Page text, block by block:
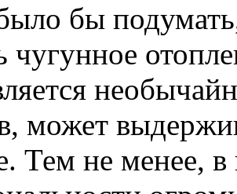
бы
чугунное
может
Тем не менее,